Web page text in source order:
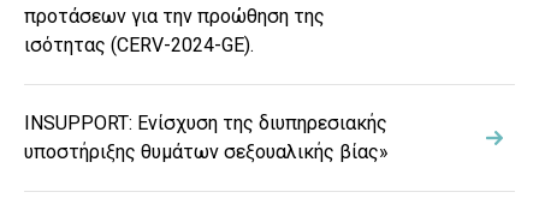
προτάσεων για την προώθηση της
ισότητας (CERV-2024-GE).
INSUPPORT: Ενίσχυση της διυπηρεσιακής
υποστήριξης θυμάτων σεξουαλικής βίας»